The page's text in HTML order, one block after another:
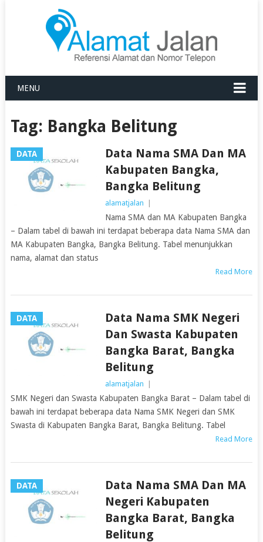
MENU
Tag: Bangka Belitung
DATA
Data Nama SMA Dan MA
Kabupaten Bangka,
Bangka Belitung
alamatjalan
Nama SMA dan MA Kabupaten Bangka
– Dalam tabel di bawah ini terdapat beberapa data Nama SMA dan
MA Kabupaten Bangka, Bangka Belitung. Tabel menunjukkan
nama, alamat dan status
Read More
DATA
Data Nama SMK Negeri
Dan Swasta Kabupaten
Bangka Barat, Bangka
Belitung
alamatjalan
SMK Negeri dan Swasta Kabupaten Bangka Barat – Dalam tabel di
bawah ini terdapat beberapa data Nama SMK Negeri dan SMK
Swasta di Kabupaten Bangka Barat, Bangka Belitung. Tabel
Read More
DATA
Data Nama SMA Dan MA
Negeri Kabupaten
Bangka Barat, Bangka
Belitung